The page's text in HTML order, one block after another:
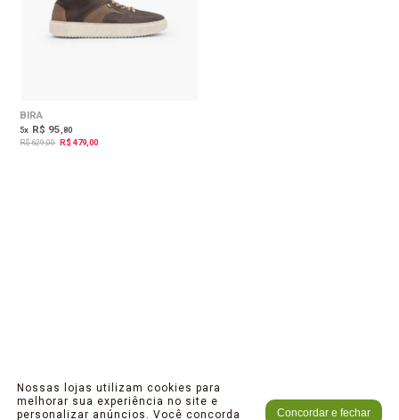
BIRA
5x R$ 95 ,80
R$ 629,00 R$ 479,00
Nossas lojas utilizam cookies para
melhorar sua experiência no site e
personalizar anúncios. Você concorda
Concordar e fechar